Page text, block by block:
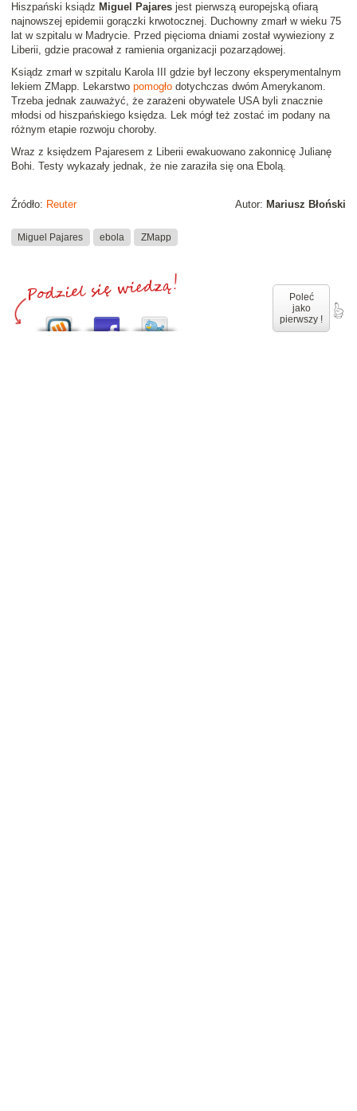
Hiszpański ksiądz Miguel Pajares jest pierwszą europejską ofiarą
najnowszej epidemii gorączki krwotocznej. Duchowny zmarł w wieku 75
lat w szpitalu w Madrycie. Przed pięcioma dniami został wywieziony z
Liberii, gdzie pracował z ramienia organizacji pozarządowej.
Ksiądz zmarł w szpitalu Karola III gdzie był leczony eksperymentalnym
lekiem ZMapp. Lekarstwo pomogło dotychczas dwóm Amerykanom.
Trzeba jednak zauważyć, że zarażeni obywatele USA byli znacznie
młodsi od hiszpańskiego księdza. Lek mógł też zostać im podany na
różnym etapie rozwoju choroby.
Wraz z księdzem Pajaresem z Liberii ewakuowano zakonnicę Julianę
Bohi. Testy wykazały jednak, że nie zaraziła się ona Ebolą.
Autor: Mariusz Błoński
Źródło: Reuter
Miguel Pajares ebola ZMapp
Poleć
jako
pierwszy !